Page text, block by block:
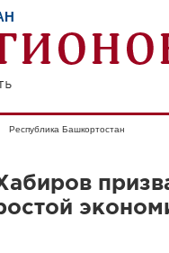
Республика Башкортостан